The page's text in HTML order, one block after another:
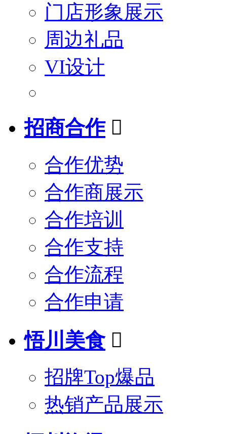
门店形象展示
周边礼品
VI设计
招商合作 
合作优势
合作商展示
合作培训
合作支持
合作流程
合作申请
悟川美食 
招牌Top爆品
热销产品展示